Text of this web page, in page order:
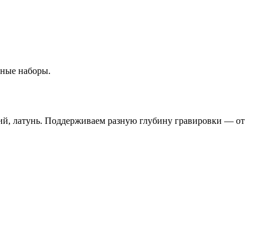
наборы.
латунь. Поддерживаем разную глубину гравировки — от